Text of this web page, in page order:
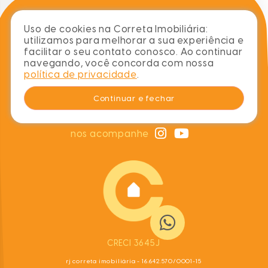
sobre blog imóveis contato
CRECI 3645J
rj correta imobiliária - 16.642.570/0001-15
chame no whats
(48) 99978-0769
nos acompanhe
Uso de cookies na Correta Imobiliária:
utilizamos para melhorar a sua experiência e
facilitar o seu contato conosco. Ao continuar
navegando, você concorda com nossa
política de privacidade.
Continuar e fechar